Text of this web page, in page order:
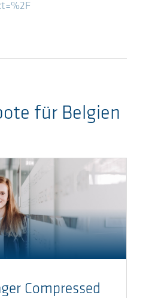
für Belgien
Compressed